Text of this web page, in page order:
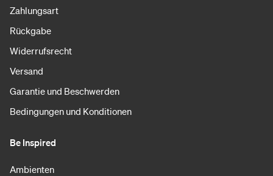
Zahlungsart
Rückgabe
Widerrufsrecht
Versand
Garantie und Beschwerden
Bedingungen und Konditionen
Be Inspired
Ambienten